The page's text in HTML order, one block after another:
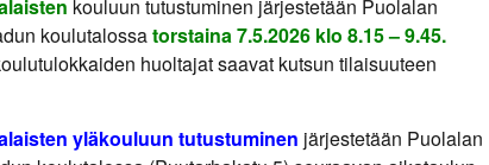
kouluun tutustuminen järjestetään Puolalan
koulutalossatorstaina 7.5.2026 klo 8.15 – 9.45.
huoltajat saavat kutsun tilaisuuteen
yläkouluun tutustuminen järjestetään Puolalan